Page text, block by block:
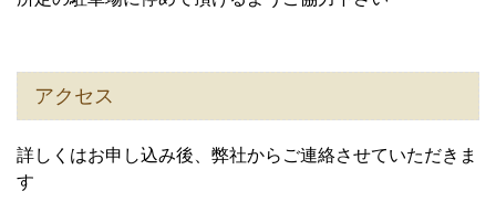
アクセス
詳しくはお申し込み後、弊社からご連絡させていただきま
す